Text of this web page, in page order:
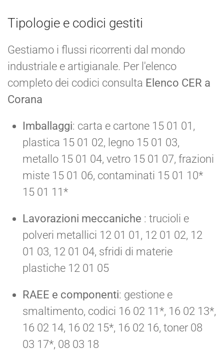
Tipologie e codici gestiti
Gestiamo i flussi ricorrenti dal mondo
industriale e artigianale. Per l'elenco
completo dei codici consulta Elenco CER a
Corana
Imballaggi: carta e cartone 15 01 01,
plastica 15 01 02, legno 15 01 03,
metallo 15 01 04, vetro 15 01 07, frazioni
miste 15 01 06, contaminati 15 01 10*
15 01 11*
Lavorazioni meccaniche : trucioli e
polveri metallici 12 01 01, 12 01 02, 12
01 03, 12 01 04, sfridi di materie
plastiche 12 01 05
RAEE e componenti: gestione e
smaltimento, codici 16 02 11*, 16 02 13*,
16 02 14, 16 02 15*, 16 02 16, toner 08
03 17*, 08 03 18